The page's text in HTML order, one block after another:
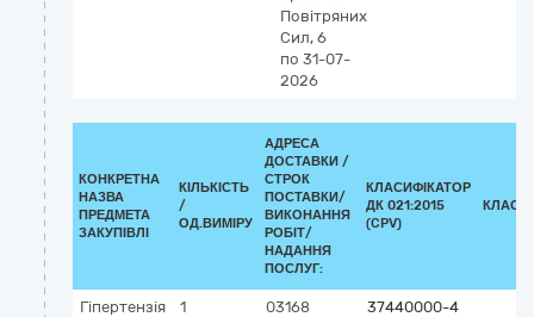
Повітряних
Сил, 6
по 31-07-
2026
КОНКРЕТНА
НАЗВА
ПРЕДМЕТА
ЗАКУПІВЛІ
КІЛЬКІСТЬ
/
ОД.ВИМІРУ
АДРЕСА
ДОСТАВКИ /
СТРОК
ПОСТАВКИ/
ВИКОНАННЯ
РОБІТ/
НАДАННЯ
ПОСЛУГ:
КЛАСИФІКАТОР
ДК 021:2015
(CPV)
Гіпертензія
1
03168
37440000-4